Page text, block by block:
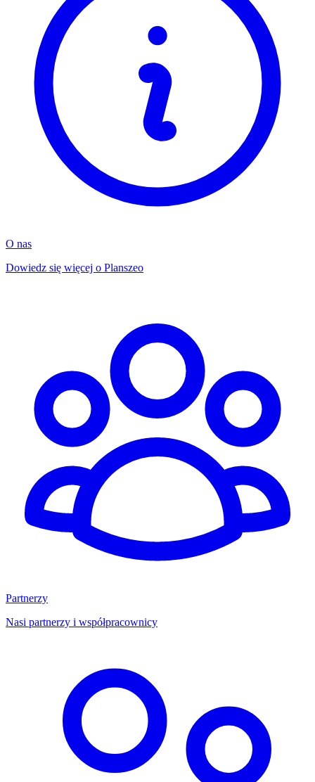
O nas
Dowiedz się więcej o Planszeo
Partnerzy
Nasi partnerzy i współpracownicy